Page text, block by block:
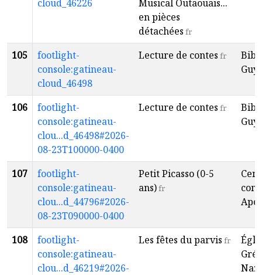
cloud_46226
Musical Outaouais...
en pièces
détachées fr
105
footlight-
console:gatineau-
cloud_46498
Lecture de contes fr
106
footlight-
console:gatineau-
clou...d_46498#2026-
08-23T100000-0400
Lecture de contes fr
107
footlight-
console:gatineau-
clou...d_44796#2026-
08-23T090000-0400
Petit Picasso (0-5
ans)fr
108
footlight-
console:gatineau-
clou...d_46219#2026-
Les fêtes du parvis fr